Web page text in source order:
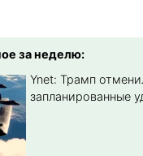
за неделю:
Ynet: Трамп
запланированные